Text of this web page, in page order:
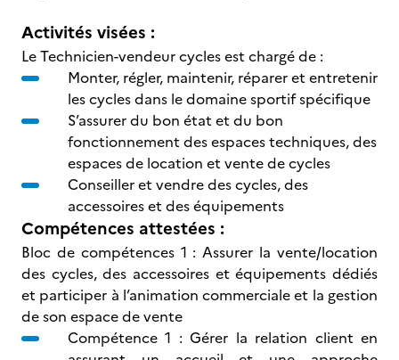
Activités visées :
Le Technicien-vendeur cycles est chargé de :
Monter, régler, maintenir, réparer et entretenir
les cycles dans le domaine sportif spécifique
S’assurer du bon état et du bon
fonctionnement des espaces techniques, des
espaces de location et vente de cycles
Conseiller et vendre des cycles, des
accessoires et des équipements
Compétences attestées :
Bloc de compétences 1 : Assurer la vente/location
des cycles, des accessoires et équipements dédiés
et participer à l’animation commerciale et la gestion
de son espace de vente
Compétence 1 : Gérer la relation client en